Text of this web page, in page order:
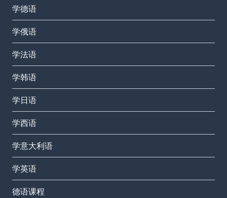
学德语
学俄语
学法语
学韩语
学日语
学西语
学意大利语
学英语
德语课程